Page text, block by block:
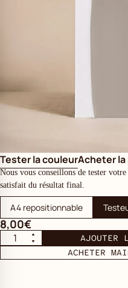
Tester la couleurAcheter
Nous vous conseillons de tester
satisfait du résultat final.
A4 repositionnable
8,00€
AJOUTER
ACHETER